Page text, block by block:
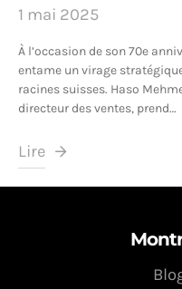
1 mai 2025
À l’occasion de son 70e
entame un virage
racines suisses. Haso
directeur des ventes, prend…
Lire